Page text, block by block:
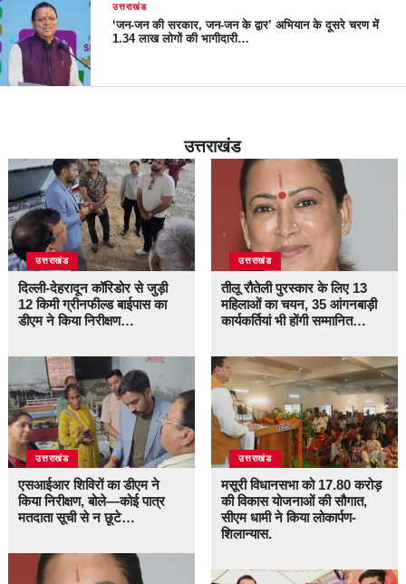
उत्तराखंड
‘जन-जन की सरकार, जन-जन के द्वार’ अभियान के दूसरे चरण में
1.34 लाख लोगों की भागीदारी…
उत्तराखंड
उत्तराखंड
दिल्ली-देहरादून कॉरिडोर से जुड़ी
12 किमी ग्रीनफील्ड बाईपास का
डीएम ने किया निरीक्षण…
उत्तराखंड
एसआईआर शिविरों का डीएम ने
किया निरीक्षण, बोले—कोई पात्र
मतदाता सूची से न छूटे…
उत्तराखंड
तीलू रौतेली पुरस्कार के लिए 13
महिलाओं का चयन, 35 आंगनबाड़ी
कार्यकर्तियां भी होंगी सम्मानित…
उत्तराखंड
मसूरी विधानसभा को 17.80 करोड़
की विकास योजनाओं की सौगात,
सीएम धामी ने किया लोकार्पण-
शिलान्यास.